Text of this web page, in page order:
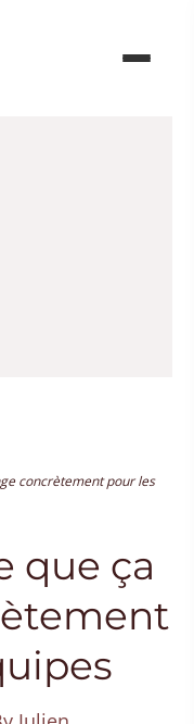
concrètement pour les
que ça